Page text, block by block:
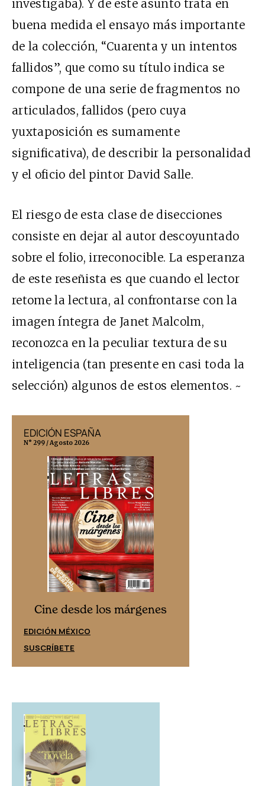
investigaba). Y de este asunto trata en
buena medida el ensayo más importante
de la colección, “Cuarenta y un intentos
fallidos”, que como su título indica se
compone de una serie de fragmentos no
articulados, fallidos (pero cuya
yuxtaposición es sumamente
significativa), de describir la personalidad
y el oficio del pintor David Salle.
El riesgo de esta clase de disecciones
consiste en dejar al autor descoyuntado
sobre el folio, irreconocible. La esperanza
de este reseñista es que cuando el lector
retome la lectura, al confrontarse con la
imagen íntegra de Janet Malcolm,
reconozca en la peculiar textura de su
inteligencia (tan presente en casi toda la
selección) algunos de estos elementos. ~
EDICIÓN ESPAÑA
N° 299 / Agosto 2026
Cine desde los márgenes
EDICIÓN MÉXICO
SUSCRÍBETE